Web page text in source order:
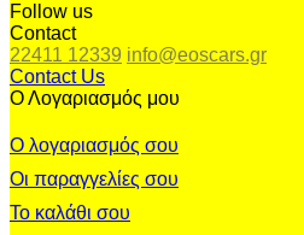
Follow us
Contact
22411 12339 info@eoscars.gr
Contact Us
Ο Λογαριασμός μου
Ο λογαριασμός σου
Οι παραγγελίες σου
Το καλάθι σου